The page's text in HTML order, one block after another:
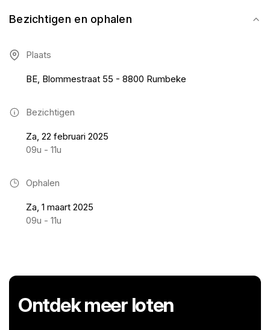
Bezichtigen en ophalen
Plaats
BE, Blommestraat 55 - 8800 Rumbeke
Bezichtigen
Za, 22 februari 2025
09u - 11u
Ophalen
Za, 1 maart 2025
09u - 11u
Ontdek meer loten